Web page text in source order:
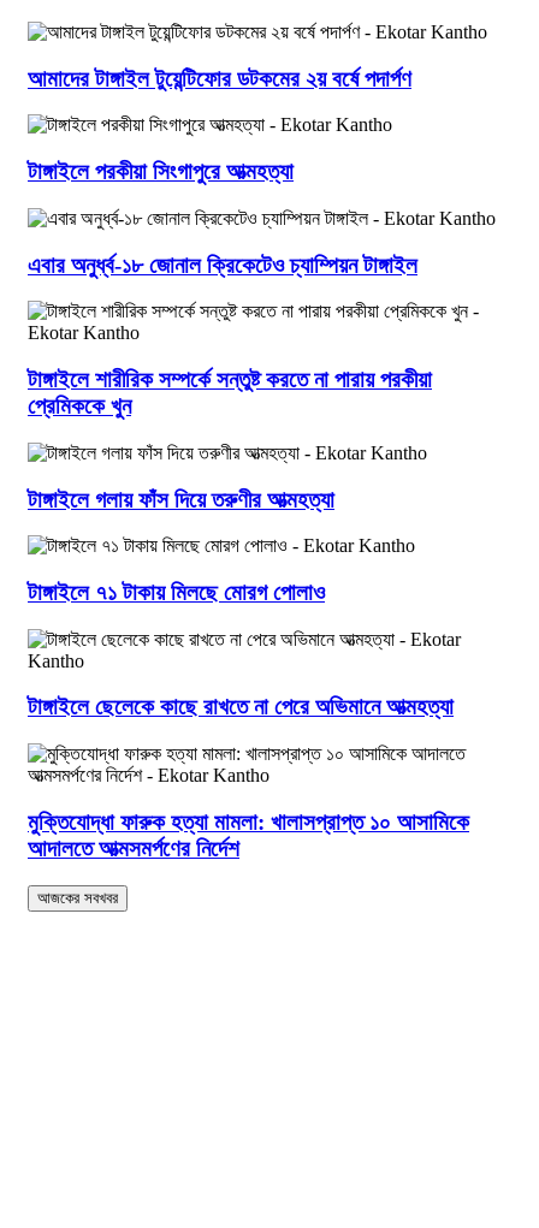
আমাদের টাঙ্গাইল টুয়েন্টিফোর ডটকমের ২য় বর্ষে পদার্পণ
টাঙ্গাইলে পরকীয়া সিংগাপুরে আত্মহত্যা
এবার অনুর্ধ্ব-১৮ জোনাল ক্রিকেটেও চ্যাম্পিয়ন টাঙ্গাইল
টাঙ্গাইলে শারীরিক সম্পর্কে সন্তুষ্ট করতে না পারায় পরকীয়া
প্রেমিককে খুন
টাঙ্গাইলে গলায় ফাঁস দিয়ে তরুণীর আত্মহত্যা
টাঙ্গাইলে ৭১ টাকায় মিলছে মোরগ পোলাও
টাঙ্গাইলে ছেলেকে কাছে রাখতে না পেরে অভিমানে আত্মহত্যা
মুক্তিযোদ্ধা ফারুক হত্যা মামলা: খালাসপ্রাপ্ত ১০ আসামিকে
আদালতে আত্মসমর্পণের নির্দেশ